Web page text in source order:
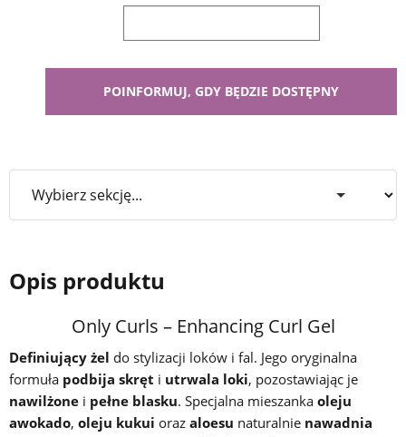
Opis produktu
Only Curls – Enhancing Curl Gel
Definiujący żel do stylizacji loków i fal. Jego oryginalna
formuła podbija skręt i utrwala loki, pozostawiając je
nawilżone i pełne blasku. Specjalna mieszanka oleju
awokado, oleju kukui oraz aloesu naturalnie nawadnia